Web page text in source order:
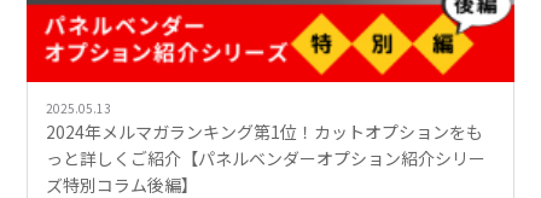
2025.05.13
2024年メルマガランキング第1位！カットオプションをも
っと詳しくご紹介【パネルベンダーオプション紹介シリー
ズ特別コラム後編】